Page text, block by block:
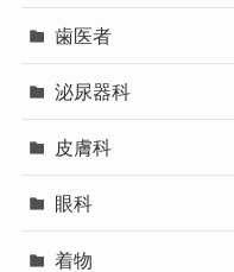
歯医者
泌尿器科
皮膚科
眼科
着物